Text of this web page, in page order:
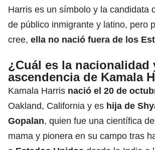
Harris es un símbolo y la candidata
de público inmigrante y latino, pero
cree, ella no nació fuera de los
¿Cuál es la nacionalidad
ascendencia de Kamala
Kamala Harris nació el 20 de
Oakland, California y es hija de
Gopalan, quien fue una científica
mama y pionera en su campo tras